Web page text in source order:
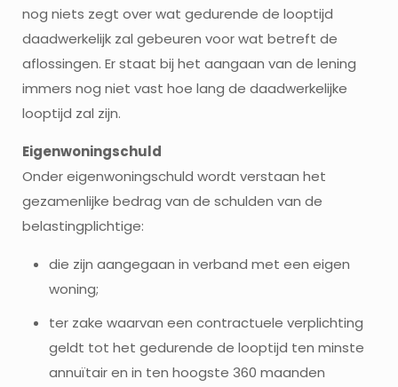
nog niets zegt over wat gedurende de looptijd
daadwerkelijk zal gebeuren voor wat betreft de
aflossingen. Er staat bij het aangaan van de lening
immers nog niet vast hoe lang de daadwerkelijke
looptijd zal zijn.
Eigenwoningschuld
Onder eigenwoningschuld wordt verstaan het
gezamenlijke bedrag van de schulden van de
belastingplichtige:
die zijn aangegaan in verband met een eigen
woning;
ter zake waarvan een contractuele verplichting
geldt tot het gedurende de looptijd ten minste
annuïtair en in ten hoogste 360 maanden